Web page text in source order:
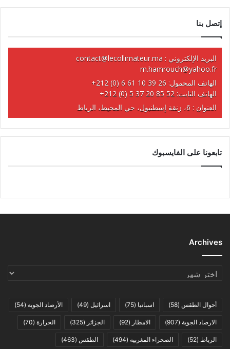
إتصل بنا
البريد الإلكتروني : contact@lecollimateur.ma
m.hamrouch@yahoo.fr
الهاتف المحمول: +212 (0) 6 61 10 39 26
الهاتف الثابت: +212 (0) 5 37 20 85 52
العنوان : 6، زنقة إسطنبول، حي المحيط، الرباط
تابعونا على الفايسبوك
Archives
Archives
أحوال الطقس (58) اسبانيا (75) اسرائيل (49) الأرصاد الجوية (54)
الارصاد الجوية (907) الامطار (92) الجزائر (325) الحرارة (70)
الرباط (52) الصحراء المغربية (494) الطقس (463)